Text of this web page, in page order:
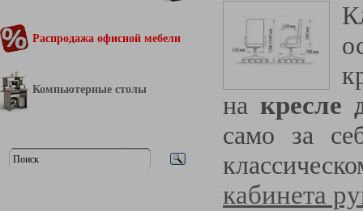
Распродажа офисной мебели
Компьютерные столы
накресле
само за
кабинета